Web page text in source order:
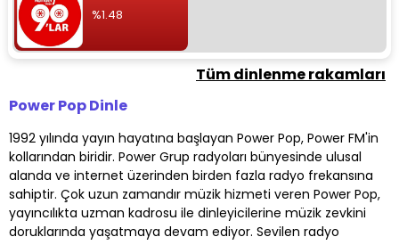
%1.48
Tüm dinlenme rakamları
Power Pop Dinle
1992 yılında yayın hayatına başlayan Power Pop, Power FM'in
kollarından biridir. Power Grup radyoları bünyesinde ulusal
alanda ve internet üzerinden birden fazla radyo frekansına
sahiptir. Çok uzun zamandır müzik hizmeti veren Power Pop,
yayıncılıkta uzman kadrosu ile dinleyicilerine müzik zevkini
doruklarında yaşatmaya devam ediyor. Sevilen radyo